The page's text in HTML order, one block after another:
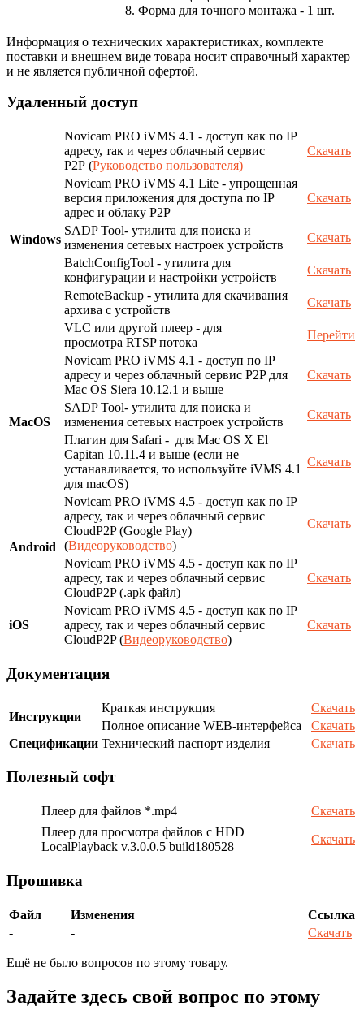
8. Форма для точного монтажа - 1 шт.
Информация о технических характеристиках, комплекте
поставки и внешнем виде товара носит справочный характер
и не является публичной офертой.
Удаленный доступ
Windows
Novicam PRO iVMS 4.1 - доступ как по IP
адресу, так и через облачный сервис
P2P (Руководство пользователя)
Скачать
Novicam PRO iVMS 4.1 Lite - упрощенная
версия приложения для доступа по IP
адрес и облаку P2P
Скачать
SADP Tool- утилита для поиска и
изменения сетевых настроек устройств
Скачать
BatchConfigTool - утилита для
конфигурации и настройки устройств
Скачать
RemoteBackup - утилита для скачивания
архива с устройств
Скачать
VLC или другой плеер - для
просмотра RTSP потока
Перейти
MacOS
Novicam PRO iVMS 4.1 - доступ по IP
адресу и через облачный сервис P2P для
Mac OS Siera 10.12.1 и выше
Скачать
SADP Tool- утилита для поиска и
изменения сетевых настроек устройств
Скачать
Плагин для Safari - для Mac OS X El
Capitan 10.11.4 и выше (если не
устанавливается, то используйте iVMS 4.1
для macOS)
Скачать
Android
Novicam PRO iVMS 4.5 - доступ как по IP
адресу, так и через облачный сервис
CloudP2P (Google Play)
(Видеоруководство)
Скачать
Novicam PRO iVMS 4.5 - доступ как по IP
адресу, так и через облачный сервис
CloudP2P (.apk файл)
Скачать
iOS
Novicam PRO iVMS 4.5 - доступ как по IP
адресу, так и через облачный сервис
CloudP2P (Видеоруководство)
Скачать
Документация
Инструкции
Краткая инструкция
Скачать
Полное описание WEB-интерфейса
Скачать
Спецификации Технический паспорт изделия Скачать
Полезный софт
Плеер для файлов *.mp4
Скачать
Плеер для просмотра файлов с HDD
LocalPlayback v.3.0.0.5 build180528
Скачать
Прошивка
Файл Изменения
Ссылка
-
- Скачать
Ещё не было вопросов по этому товару.
Задайте здесь свой вопрос по этому